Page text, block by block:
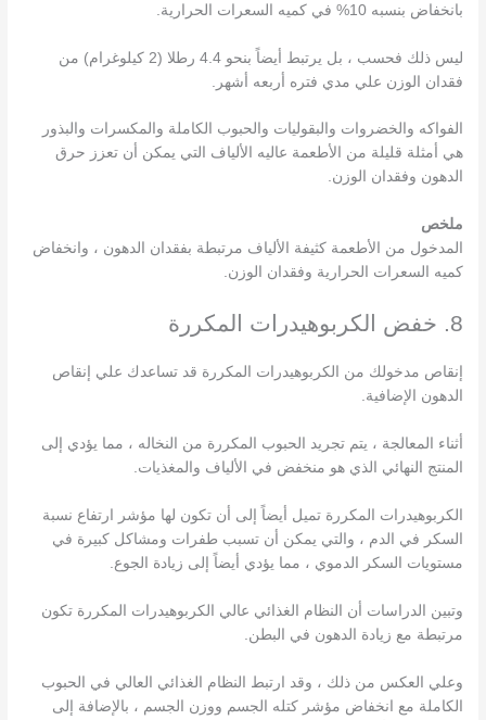
بانخفاض بنسبه 10% في كميه السعرات الحرارية.
ليس ذلك فحسب ، بل يرتبط أيضاً بنحو 4.4 رطلا (2 كيلوغرام) من
فقدان الوزن علي مدي فتره أربعه أشهر.
الفواكه والخضروات والبقوليات والحبوب الكاملة والمكسرات والبذور
هي أمثلة قليلة من الأطعمة عاليه الألياف التي يمكن أن تعزز حرق
الدهون وفقدان الوزن.
ملخص
المدخول من الأطعمة كثيفة الألياف مرتبطة بفقدان الدهون ، وانخفاض
كميه السعرات الحرارية وفقدان الوزن.
8. خفض الكربوهيدرات المكررة
إنقاص مدخولك من الكربوهيدرات المكررة قد تساعدك علي إنقاص
الدهون الإضافية.
أثناء المعالجة ، يتم تجريد الحبوب المكررة من النخاله ، مما يؤدي إلى
المنتج النهائي الذي هو منخفض في الألياف والمغذيات.
الكربوهيدرات المكررة تميل أيضاً إلى أن تكون لها مؤشر ارتفاع نسبة
السكر في الدم ، والتي يمكن أن تسبب طفرات ومشاكل كبيرة في
مستويات السكر الدموي ، مما يؤدي أيضاً إلى زيادة الجوع.
وتبين الدراسات أن النظام الغذائي عالي الكربوهيدرات المكررة تكون
مرتبطة مع زيادة الدهون في البطن.
وعلي العكس من ذلك ، وقد ارتبط النظام الغذائي العالي في الحبوب
الكاملة مع انخفاض مؤشر كتله الجسم ووزن الجسم ، بالإضافة إلى